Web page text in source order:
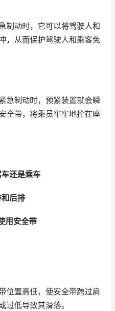
动时，它可以将驾驶人和
，从而保护驾驶人和乘客免
制动时，预紧装置就会瞬
全带，将乘员牢牢地拴在座
还是乘车
后排
用安全带
位置高低，使安全带跨过肩
过低导致其滑落。